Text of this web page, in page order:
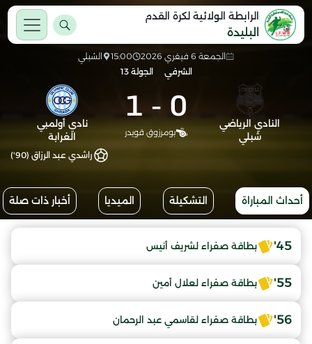
الرابطة الولائية لكرة القدم
البليدة
الجمعة 6 فيفري 2026 15:00
الشبلي
الشرفي
الجولة 13
النادي الرياضي
شبلي
0
-
1
بومرزوق قويدر
نادي أولمبي
الغرابة
راشدي عبد الرزاق (90')
أحداث المباراة التشكيلة الميديا أخبار ذات صلة
45' بطاقة صفراء لشريف أنيس
55' بطاقة صفراء لعلال أمين
56' بطاقة صفراء لقاسمي عبد الرحمان